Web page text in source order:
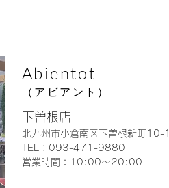
Abientot
（アビアント）
下曽根店
北九州市小倉南区下曽根新町10-1
TEL：093-471-9880
営業時間：10:00〜20:00